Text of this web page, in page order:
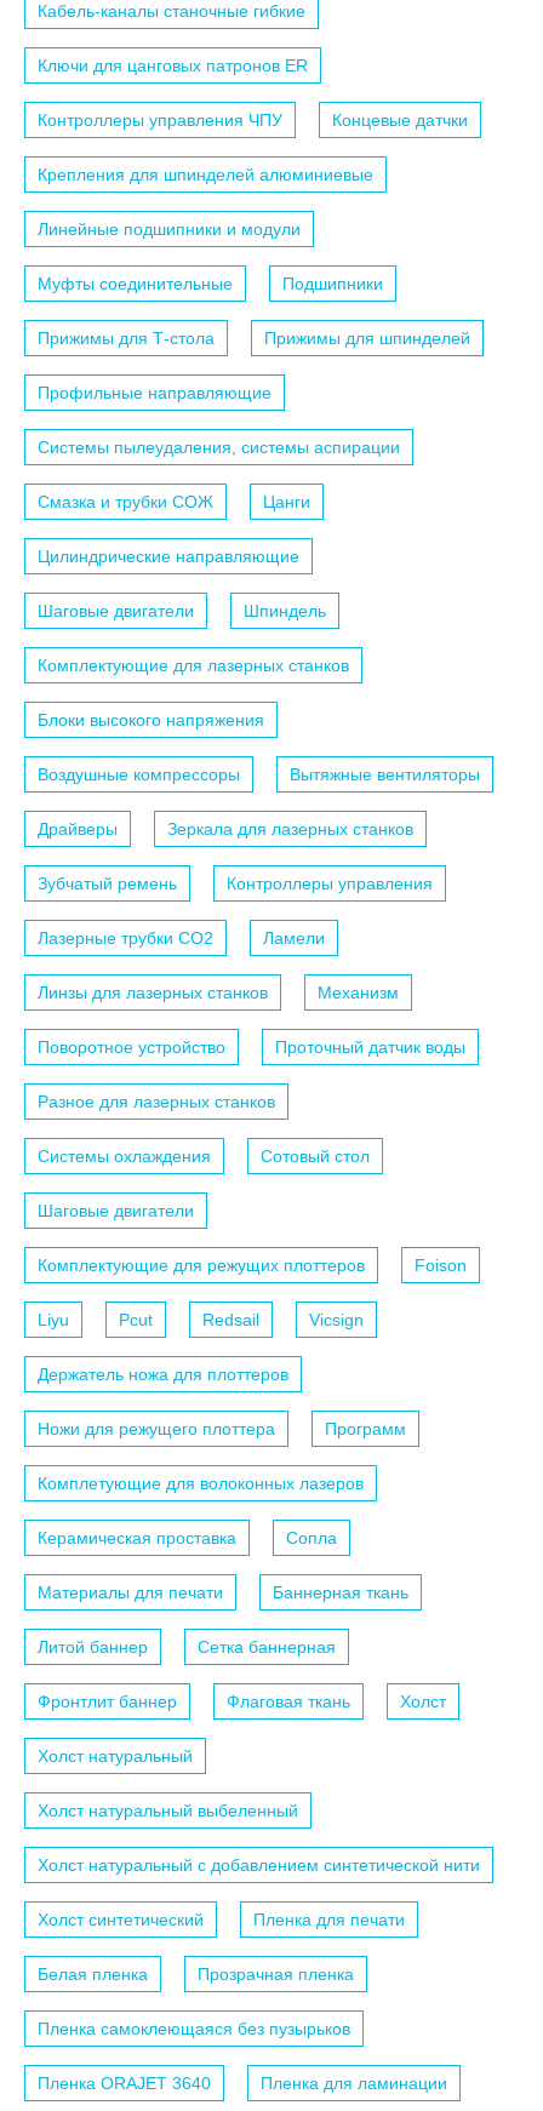
Кабель-каналы станочные гибкие
Ключи для цанговых патронов ER
Контроллеры управления ЧПУ Концевые датчки
Крепления для шпинделей алюминиевые
Линейные подшипники и модули
Муфты соединительные Подшипники
Прижимы для Т-стола Прижимы для шпинделей
Профильные направляющие
Системы пылеудаления, системы аспирации
Смазка и трубки СОЖ Цанги
Цилиндрические направляющие
Шаговые двигатели Шпиндель
Комплектующие для лазерных станков
Блоки высокого напряжения
Воздушные компрессоры Вытяжные вентиляторы
Драйверы Зеркала для лазерных станков
Зубчатый ремень Контроллеры управления
Лазерные трубки СО2 Ламели
Линзы для лазерных станков Механизм
Поворотное устройство Проточный датчик воды
Разное для лазерных станков
Системы охлаждения Сотовый стол
Шаговые двигатели
Комплектующие для режущих плоттеров Foison
Liyu Pcut Redsail Vicsign
Держатель ножа для плоттеров
Ножи для режущего плоттера Программ
Комплетующие для волоконных лазеров
Керамическая проставка Сопла
Материалы для печати Баннерная ткань
Литой баннер Сетка баннерная
Фронтлит баннер Флаговая ткань Холст
Холст натуральный
Холст натуральный выбеленный
Холст натуральный с добавлением синтетической нити
Холст синтетический Пленка для печати
Белая пленка Прозрачная пленка
Пленка самоклеющаяся без пузырьков
Пленка ORAJET 3640 Пленка для ламинации